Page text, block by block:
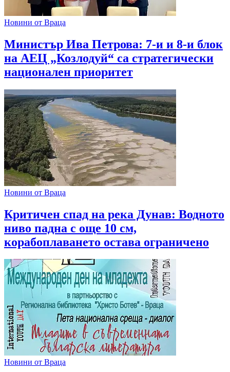
Новини от Враца
Министър Ива Петрова: 7-и и 8-и блок
на АЕЦ „Козлодуй“ са стратегически
национален приоритет
Новини от Враца
Критичен спад на река Дунав: Водното
ниво падна с още 10 см,
корабоплаването остава ограничено
Новини от Враца